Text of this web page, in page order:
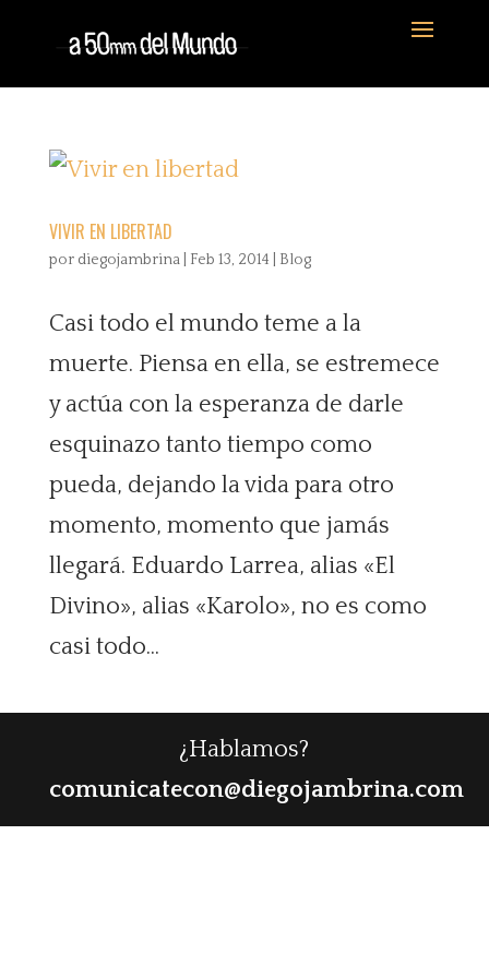
VIVIR EN LIBERTAD
por diegojambrina| Feb 13, 2014 Blog
Casi todo el mundo teme a la
muerte. Piensa en ella, se estremece
y actúa con la esperanza de darle
esquinazo tanto tiempo como
pueda, dejando la vida para otro
momento, momento que jamás
llegará. Eduardo Larrea, alias «El
Divino», alias «Karolo», no es como
casi todo...
¿Hablamos?
comunicatecon@diegojambrina.com